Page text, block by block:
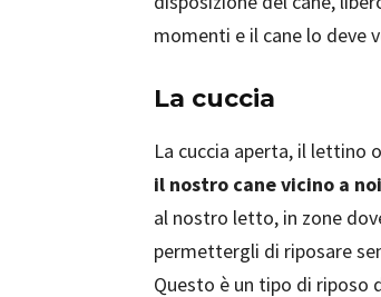
momenti e il cane lo deve
La cuccia
La cuccia aperta, il lettino
il nostro cane vicino a
al nostro letto, in zone
permettergli di riposare
Questo è un tipo di riposo